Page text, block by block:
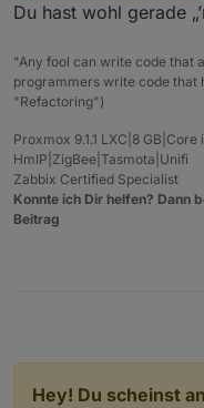
Du hast wohl gerade
"Any fool can write code that
programmers write code that
"Refactoring")
Proxmox 9.1.1 LXC|8
HmIP|ZigBee|Tasmota|Unifi
Zabbix Certified Specialist
Konnte ich Dir helfen? Dann
Beitrag
Hey! Du scheinst